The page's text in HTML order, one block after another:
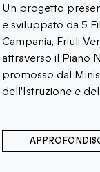
Un progetto
e sviluppato da 5
Campania, Friuli
attraverso il Piano
promosso dal
dell'Istruzione e